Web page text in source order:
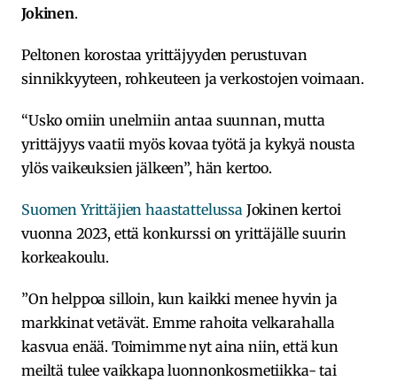
Jokinen.
Peltonen korostaa yrittäjyyden perustuvan
sinnikkyyteen, rohkeuteen ja verkostojen voimaan.
“Usko omiin unelmiin antaa suunnan, mutta
yrittäjyys vaatii myös kovaa työtä ja kykyä nousta
ylös vaikeuksien jälkeen”, hän kertoo.
Suomen Yrittäjien haastattelussaJokinen kertoi
vuonna 2023, että konkurssi on yrittäjälle suurin
korkeakoulu.
”On helppoa silloin, kun kaikki menee hyvin ja
markkinat vetävät. Emme rahoita velkarahalla
kasvua enää. Toimimme nyt aina niin, että kun
meiltä tulee vaikkapa luonnonkosmetiikka- tai